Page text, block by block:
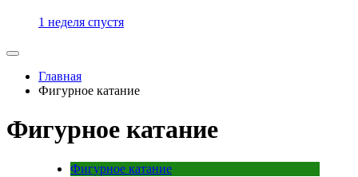
1 неделя спустя
Главная
Фигурное катание
Фигурное катание
Фигурное катание